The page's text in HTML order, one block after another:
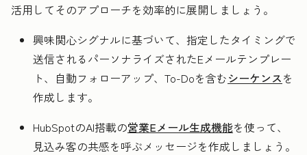
活用してそのアプローチを効率的に展開しましょう。
興味関心シグナルに基づいて、指定したタイミングで
送信されるパーソナライズされたEメールテンプレー
ト、自動フォローアップ、To-Doを含むシーケンスを
作成します。
HubSpotのAI搭載の営業Eメール生成機能を使って、
見込み客の共感を呼ぶメッセージを作成しましょう。